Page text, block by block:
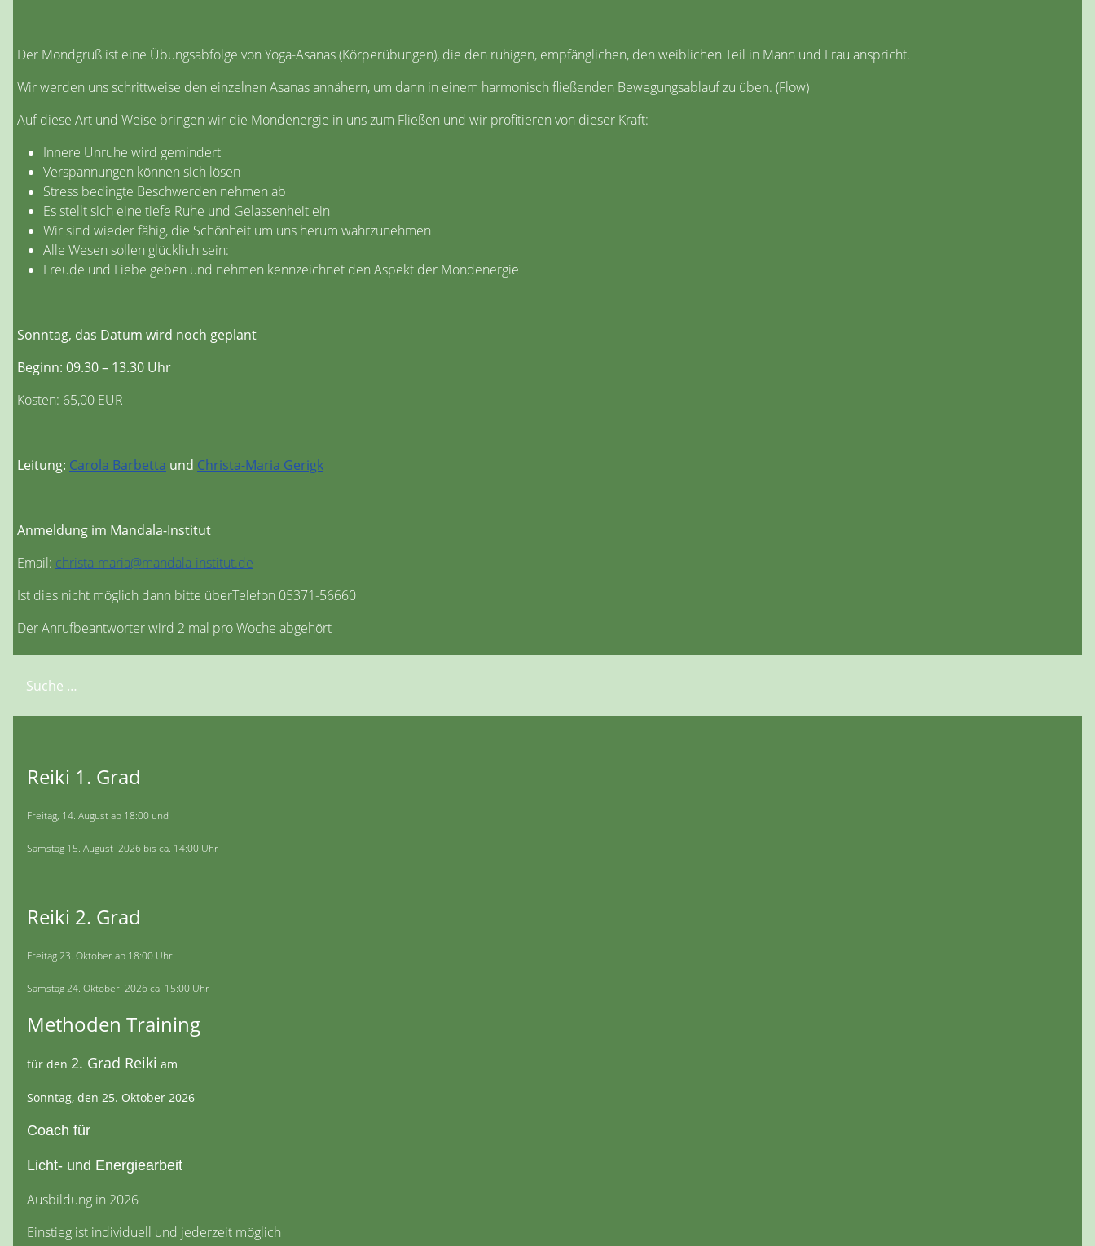
Der Mondgruß ist eine Übungsabfolge von Yoga-Asanas (Körperübungen), die den ruhigen, empfänglichen, den weiblichen Teil in Mann und Frau anspricht.
Wir werden uns schrittweise den einzelnen Asanas annähern, um dann in einem harmonisch fließenden Bewegungsablauf zu üben. (Flow)
Auf diese Art und Weise bringen wir die Mondenergie in uns zum Fließen und wir profitieren von dieser Kraft:
Innere Unruhe wird gemindert
Verspannungen können sich lösen
Stress bedingte Beschwerden nehmen ab
Es stellt sich eine tiefe Ruhe und Gelassenheit ein
Wir sind wieder fähig, die Schönheit um uns herum wahrzunehmen
Alle Wesen sollen glücklich sein:
Freude und Liebe geben und nehmen kennzeichnet den Aspekt der Mondenergie
Sonntag, das Datum wird noch geplant
Beginn: 09.30 – 13.30 Uhr
Kosten: 65,00 EUR
Leitung: Carola Barbetta und Christa-Maria Gerigk
Anmeldung im Mandala-Institut
Email: christa-maria@mandala-institut.de
Ist dies nicht möglich dann bitte überTelefon 05371-56660
Der Anrufbeantworter wird 2 mal pro Woche abgehört
Suchen
Reiki 1. Grad
Freitag, 14. August ab 18:00 und
Samstag 15. August 2026 bis ca. 14:00 Uhr
Reiki 2. Grad
Freitag 23. Oktober ab 18:00 Uhr
Samstag 24. Oktober 2026 ca. 15:00 Uhr
Methoden Training
für den 2. Grad Reiki am
Sonntag, den 25. Oktober 2026
Coach für
Licht- und Energiearbeit
Ausbildung in 2026
Einstieg ist individuell und jederzeit möglich